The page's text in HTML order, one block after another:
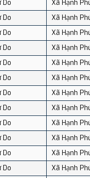
Do
Xã Hạnh
Do
Xã Hạnh
Do
Xã Hạnh
Do
Xã Hạnh
Do
Xã Hạnh
Do
Xã Hạnh
Do
Xã Hạnh
Do
Xã Hạnh
Do
Xã Hạnh
Do
Xã Hạnh
Do
Xã Hạnh
Do
Xã Hạnh